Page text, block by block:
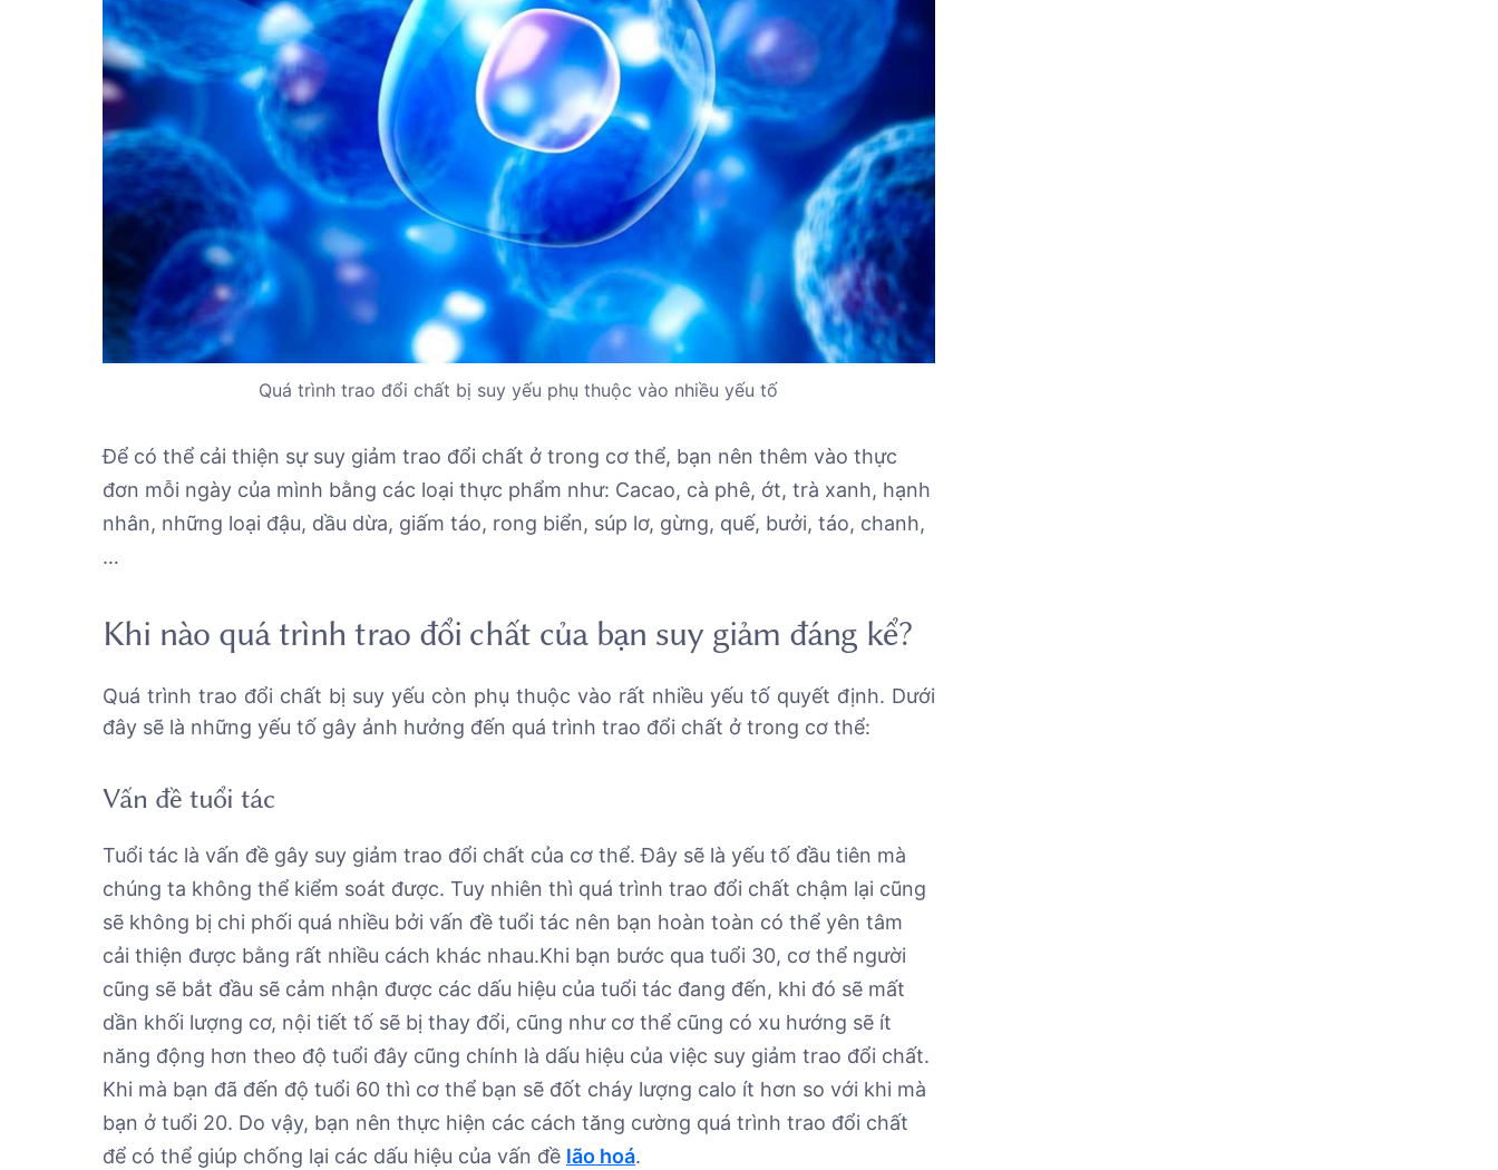
Quá trình trao đổi chất bị suy yếu phụ thuộc vào nhiều yếu tố
Để có thể cải thiện sự suy giảm trao đổi chất ở trong cơ thể, bạn nên thêm vào thực
đơn mỗi ngày của mình bằng các loại thực phẩm như: Cacao, cà phê, ớt, trà xanh, hạnh
nhân, những loại đậu, dầu dừa, giấm táo, rong biển, súp lơ, gừng, quế, bưởi, táo, chanh,
…
Khi nào quá trình trao đổi chất của bạn suy giảm đáng kể?
Quá trình trao đổi chất bị suy yếu còn phụ thuộc vào rất nhiều yếu tố quyết định. Dưới
đây sẽ là những yếu tố gây ảnh hưởng đến quá trình trao đổi chất ở trong cơ thể:
Vấn đề tuổi tác
Tuổi tác là vấn đề gây suy giảm trao đổi chất của cơ thể. Đây sẽ là yếu tố đầu tiên mà
chúng ta không thể kiểm soát được. Tuy nhiên thì quá trình trao đổi chất chậm lại cũng
sẽ không bị chi phối quá nhiều bởi vấn đề tuổi tác nên bạn hoàn toàn có thể yên tâm
cải thiện được bằng rất nhiều cách khác nhau.Khi bạn bước qua tuổi 30, cơ thể người
cũng sẽ bắt đầu sẽ cảm nhận được các dấu hiệu của tuổi tác đang đến, khi đó sẽ mất
dần khối lượng cơ, nội tiết tố sẽ bị thay đổi, cũng như cơ thể cũng có xu hướng sẽ ít
năng động hơn theo độ tuổi đây cũng chính là dấu hiệu của việc suy giảm trao đổi chất.
Khi mà bạn đã đến độ tuổi 60 thì cơ thể bạn sẽ đốt cháy lượng calo ít hơn so với khi mà
bạn ở tuổi 20. Do vậy, bạn nên thực hiện các cách tăng cường quá trình trao đổi chất
để có thể giúp chống lại các dấu hiệu của vấn đề lão hoá.